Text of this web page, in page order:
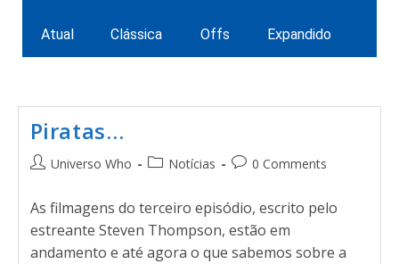
Atual Clássica Offs Expandido
Piratas…
Universo Who Notícias 0 Comments
As filmagens do terceiro episódio, escrito pelo
estreante Steven Thompson, estão em
andamento e até agora o que sabemos sobre a